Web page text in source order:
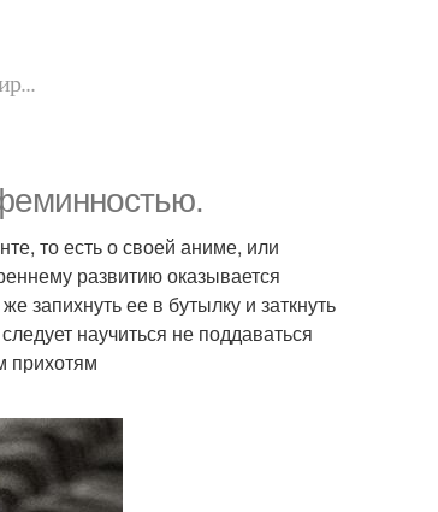
то есть о своей аниме, или
развитию оказывается
запихнуть ее в бутылку и заткнуть
научиться не поддаваться
прихотям